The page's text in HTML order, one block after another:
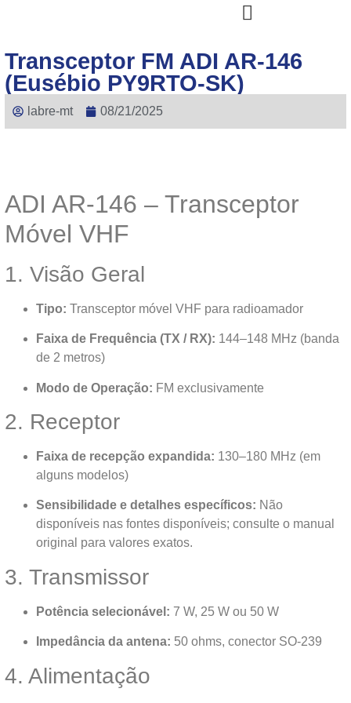
Transceptor FM ADI AR-146
(Eusébio PY9RTO-SK)
labre-mt 08/21/2025
ADI AR-146 – Transceptor
Móvel VHF
1. Visão Geral
Tipo: Transceptor móvel VHF para radioamador
Faixa de Frequência (TX / RX): 144–148 MHz (banda
de 2 metros)
Modo de Operação: FM exclusivamente
2. Receptor
Faixa de recepção expandida: 130–180 MHz (em
alguns modelos)
Sensibilidade e detalhes específicos: Não
disponíveis nas fontes disponíveis; consulte o manual
original para valores exatos.
3. Transmissor
Potência selecionável: 7 W, 25 W ou 50 W
Impedância da antena: 50 ohms, conector SO-239
4. Alimentação